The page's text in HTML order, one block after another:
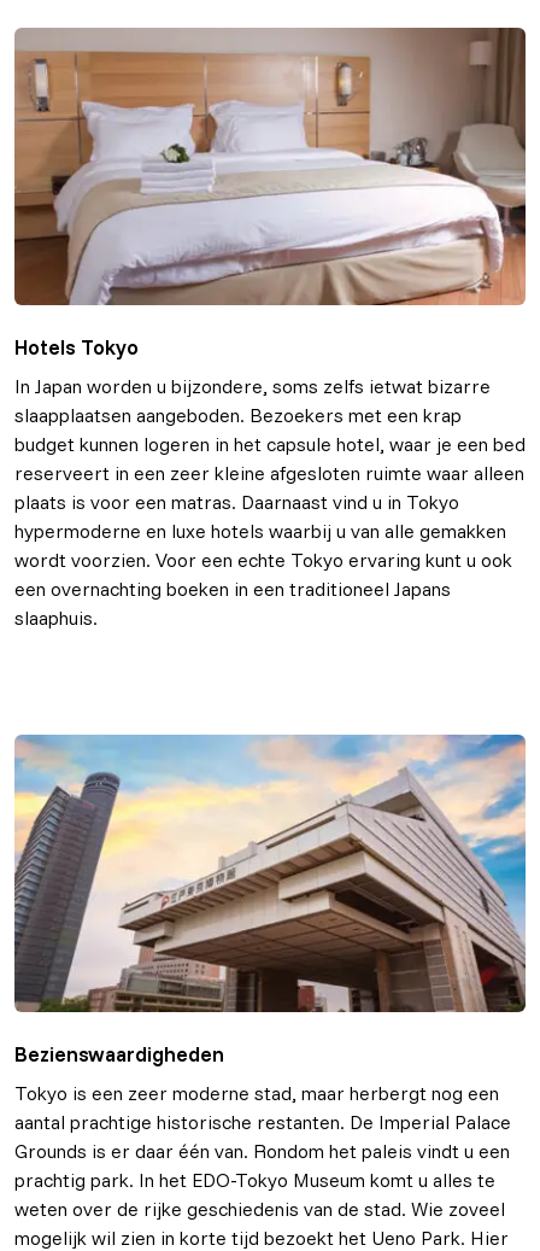
Hotels Tokyo
In Japan worden u bijzondere, soms zelfs ietwat bizarre
slaapplaatsen aangeboden. Bezoekers met een krap
budget kunnen logeren in het capsule hotel, waar je een bed
reserveert in een zeer kleine afgesloten ruimte waar alleen
plaats is voor een matras. Daarnaast vind u in Tokyo
hypermoderne en luxe hotels waarbij u van alle gemakken
wordt voorzien. Voor een echte Tokyo ervaring kunt u ook
een overnachting boeken in een traditioneel Japans
slaaphuis.
Bezienswaardigheden
Tokyo is een zeer moderne stad, maar herbergt nog een
aantal prachtige historische restanten. De Imperial Palace
Grounds is er daar één van. Rondom het paleis vindt u een
prachtig park. In het EDO-Tokyo Museum komt u alles te
weten over de rijke geschiedenis van de stad. Wie zoveel
mogelijk wil zien in korte tijd bezoekt het Ueno Park. Hier